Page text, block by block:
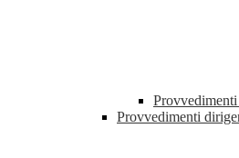
Provvedimenti